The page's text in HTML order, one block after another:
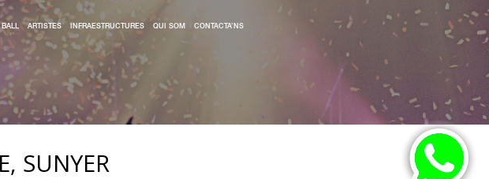
ARTISTES INFRAESTRUCTURES QUI SOM CONTACTA’NS
SUNYER